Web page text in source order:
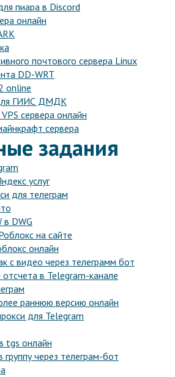
пиара в Discord
онлайн
почтового сервера Linux
DD-WRT
online
ГИИС ДМДК
сервера онлайн
сервера
задания
услуг
для телеграм
в DWG
на сайте
онлайн
с видео через телеграмм бот
в Telegram-канале
раннюю версию онлайн
для Telegram
tgs онлайн
через телеграм-бот